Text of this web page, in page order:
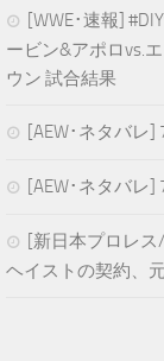
[WWE･速報]
ービン&アポロvs.
ウン 試合結果
[AEW･ネタバレ
[AEW･ネタバレ
[新日本プロレ
ヘイストの契約、